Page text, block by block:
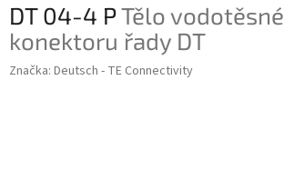
DT 04-4 PTělo
konektoru řady DT
Značka: Deutsch - TE Connectivity